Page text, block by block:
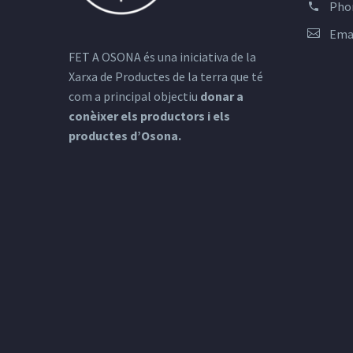
FET A OSONA és una iniciativa de la
Xarxa de Productes de la terra que té
com a principal objectiu donar a
conèixer els productors i els
productes d’Osona.